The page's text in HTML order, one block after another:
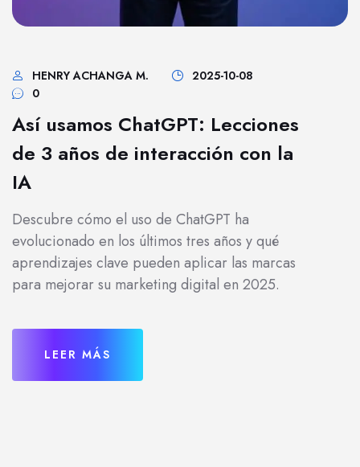
HENRY ACHANGA M.
2025-10-08
0
Así usamos ChatGPT: Lecciones
de 3 años de interacción con la
IA
Descubre cómo el uso de ChatGPT ha
evolucionado en los últimos tres años y qué
aprendizajes clave pueden aplicar las marcas
para mejorar su marketing digital en 2025.
LEER MÁS